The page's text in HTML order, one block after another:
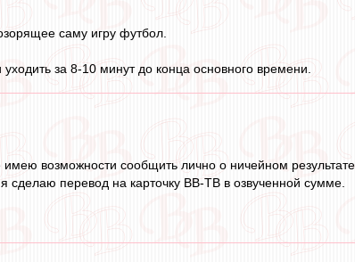
саму игру футбол.
за 8-10 минут до конца основного времени.
возможности сообщить лично о ничейном
сделаю перевод на карточку ВВ-ТВ в озвученной сумме.